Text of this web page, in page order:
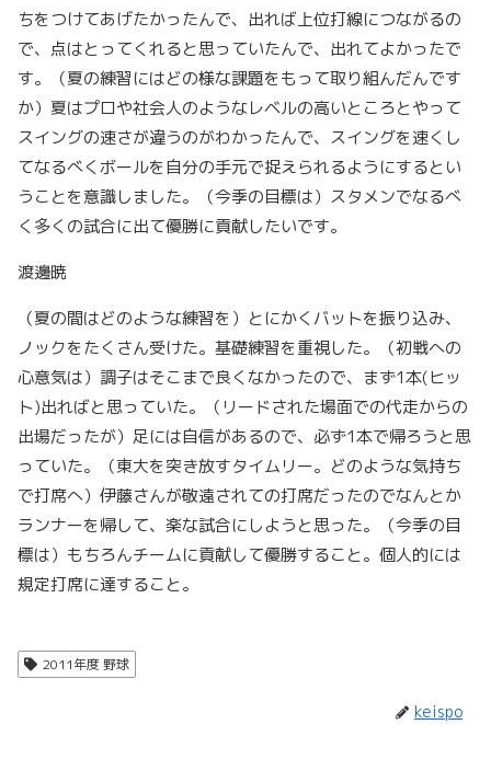
ちをつけてあげたかったんで、出れば上位打線につながるの
で、点はとってくれると思っていたんで、出れてよかったで
す。（夏の練習にはどの様な課題をもって取り組んだんです
か）夏はプロや社会人のようなレベルの高いところとやって
スイングの速さが違うのがわかったんで、スイングを速くし
てなるべくボールを自分の手元で捉えられるようにするとい
うことを意識しました。（今季の目標は）スタメンでなるべ
く多くの試合に出て優勝に貢献したいです。
渡邊暁
（夏の間はどのような練習を）とにかくバットを振り込み、
ノックをたくさん受けた。基礎練習を重視した。（初戦への
心意気は）調子はそこまで良くなかったので、まず1本(ヒッ
ト)出ればと思っていた。（リードされた場面での代走からの
出場だったが）足には自信があるので、必ず1本で帰ろうと思
っていた。（東大を突き放すタイムリー。どのような気持ち
で打席へ）伊藤さんが敬遠されての打席だったのでなんとか
ランナーを帰して、楽な試合にしようと思った。（今季の目
標は）もちろんチームに貢献して優勝すること。個人的には
規定打席に達すること。
2011年度 野球
keispo